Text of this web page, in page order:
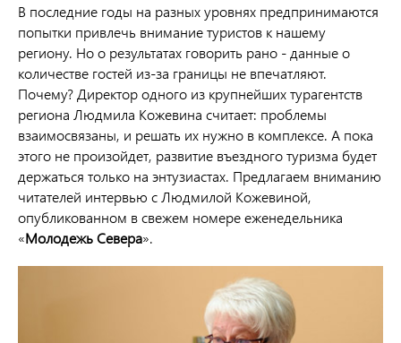
В последние годы на разных уровнях предпринимаются
попытки привлечь внимание туристов к нашему
региону. Но о результатах говорить рано - данные о
количестве гостей из-за границы не впечатляют.
Почему? Директор одного из крупнейших турагентств
региона Людмила Кожевина считает: проблемы
взаимосвязаны, и решать их нужно в комплексе. А пока
этого не произойдет, развитие въездного туризма будет
держаться только на энтузиастах. Предлагаем вниманию
читателей интервью с Людмилой Кожевиной,
опубликованном в свежем номере еженедельника
«Молодежь Севера».